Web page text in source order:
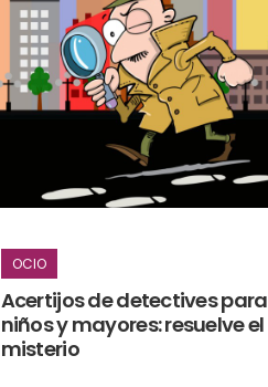
OCIO
Acertijos de detectives para
niños y mayores: resuelve el
misterio